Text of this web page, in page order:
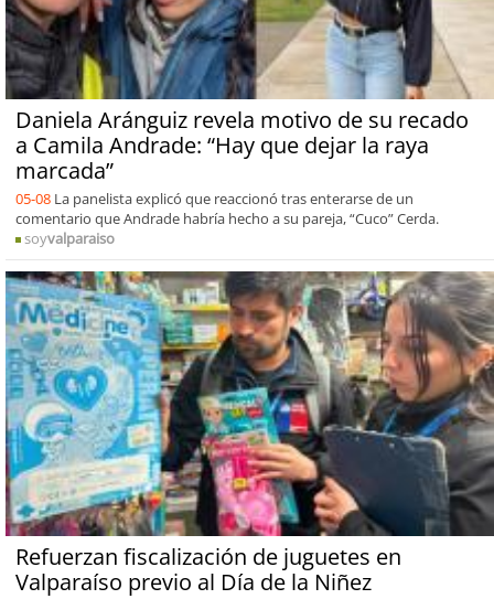
Daniela Aránguiz revela motivo de su recado
a Camila Andrade: “Hay que dejar la raya
marcada”
05-08 La panelista explicó que reaccionó tras enterarse de un
comentario que Andrade habría hecho a su pareja, “Cuco” Cerda.
soyvalparaiso
Refuerzan fiscalización de juguetes en
Valparaíso previo al Día de la Niñez